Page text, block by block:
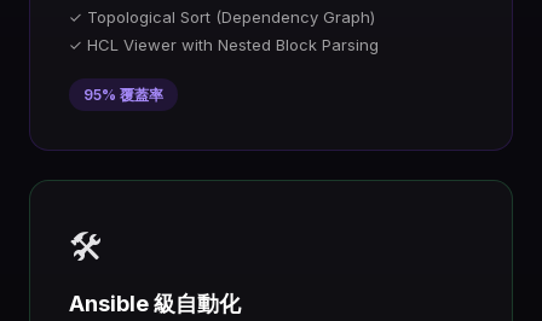
✓ Topological Sort (Dependency Graph)
✓ HCL Viewer with Nested Block Parsing
95% 覆蓋率
🛠️
Ansible 級自動化